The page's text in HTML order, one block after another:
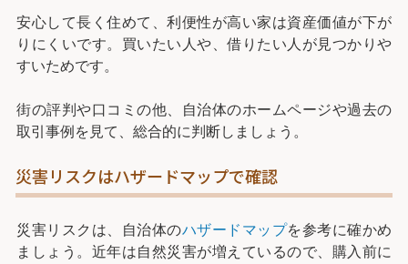
安心して長く住めて、利便性が高い家は資産価値が下が
りにくいです。買いたい人や、借りたい人が見つかりや
すいためです。
街の評判や口コミの他、自治体のホームページや過去の
取引事例を見て、総合的に判断しましょう。
災害リスクはハザードマップで確認
災害リスクは、自治体のハザードマップを参考に確かめ
ましょう。近年は自然災害が増えているので、購入前に